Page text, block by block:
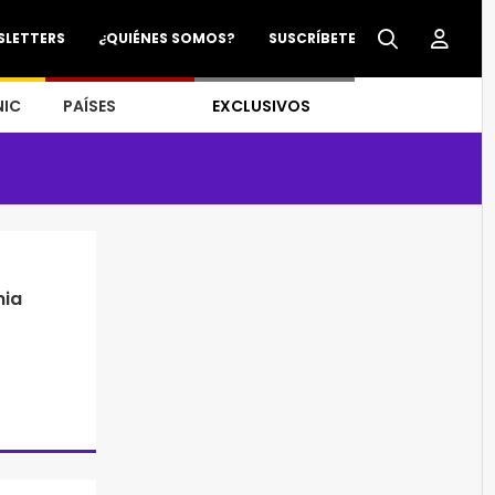
SUSCRÍBETE
¿QUIÉNES SOMOS?
PAÍSES EXCLUSIVOS